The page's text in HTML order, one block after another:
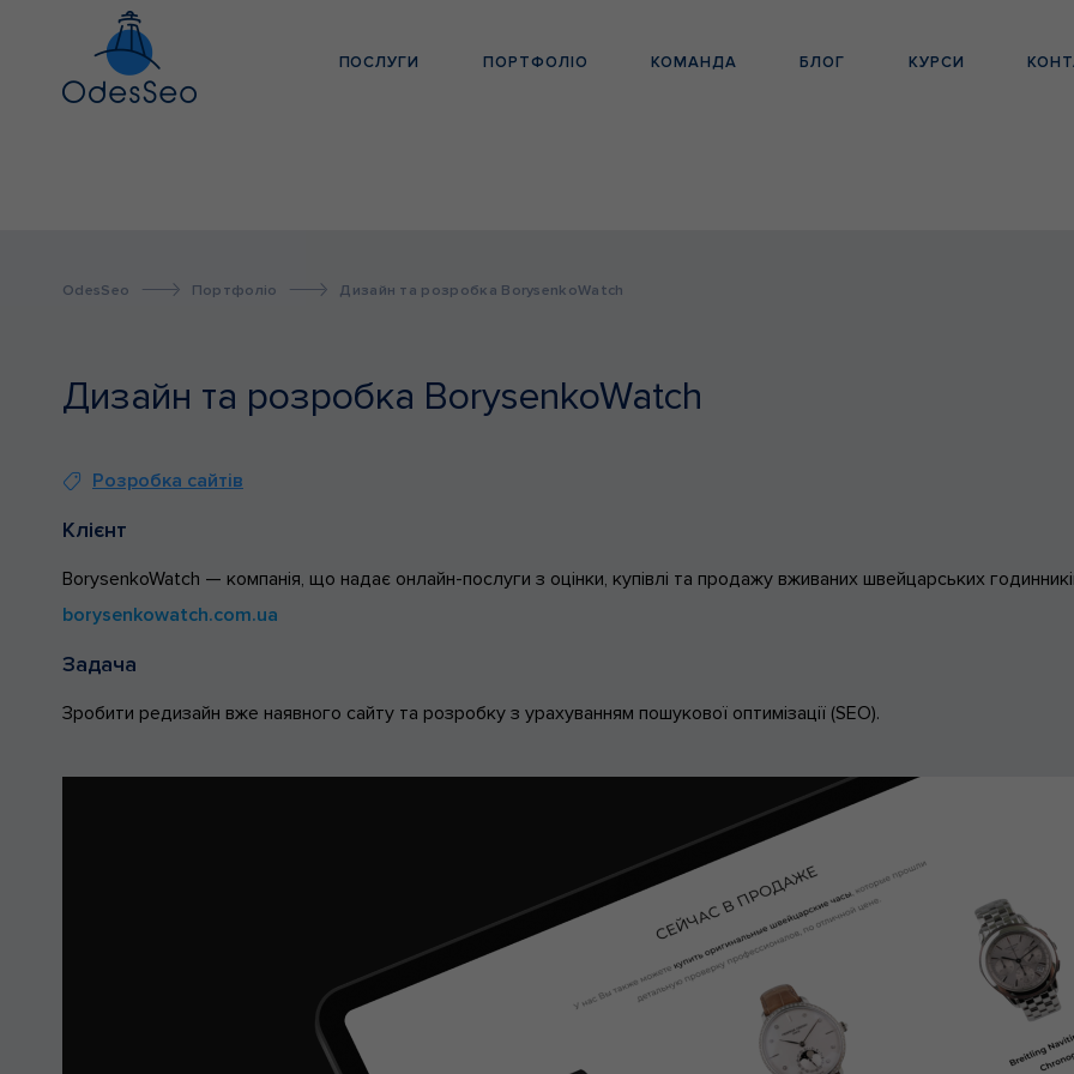
ПОСЛУГИ ПОРТФОЛІО КОМАНДА БЛОГ КУРСИ
OdesSeo Портфоліо Дизайн та розробка BorysenkoWatch
Дизайн та розробка BorysenkoWatch
Розробка сайтів
Клієнт
BorysenkoWatch — компанія, що надає онлайн-послуги з оцінки, купівлі та продажу вживаних швейцарських
borysenkowatch.com.ua
Задача
Зробити редизайн вже наявного сайту та розробку з урахуванням пошукової оптимізації (SEO).